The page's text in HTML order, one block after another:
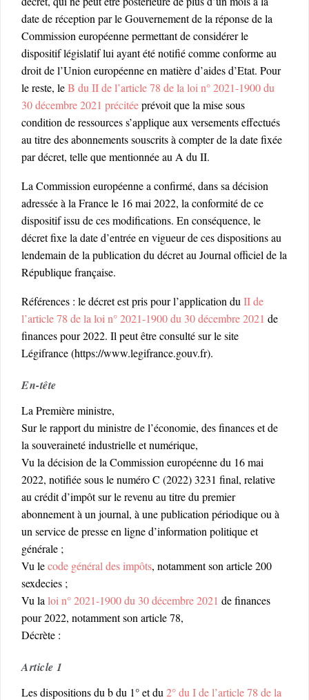
date de réception par le Gouvernement de la réponse de la
Commission européenne permettant de considérer le
dispositif législatif lui ayant été notifié comme conforme au
droit de l’Union européenne en matière d’aides d’Etat. Pour
le reste, leB du II de l’article 78 de la loi n° 2021-1900 du
30 décembre 2021 précitéeprévoit que la mise sous
condition de ressources s’applique aux versements effectués
au titre des abonnements souscrits à compter de la date fixée
par décret, telle que mentionnée au A du II.
La Commission européenne a confirmé, dans sa décision
adressée à la France le 16 mai 2022, la conformité de ce
dispositif issu de ces modifications. En conséquence, le
décret fixe la date d’entrée en vigueur de ces dispositions au
lendemain de la publication du décret au Journal officiel de la
République française.
Références : le décret est pris pour l’application du II de
l’article 78 de la loi n° 2021-1900 du 30 décembre 2021 de
finances pour 2022. Il peut être consulté sur le site
Légifrance (https://www.legifrance.gouv.fr).
En-tête
La Première ministre,
Sur le rapport du ministre de l’économie, des finances et de
la souveraineté industrielle et numérique,
Vu la décision de la Commission européenne du 16 mai
2022, notifiée sous le numéro C (2022) 3231 final, relative
au crédit d’impôt sur le revenu au titre du premier
abonnement à un journal, à une publication périodique ou à
un service de presse en ligne d’information politique et
générale ;
Vu lecode général des impôts, notamment son article 200
sexdecies ;
Vu la loi n° 2021-1900 du 30 décembre 2021 de finances
pour 2022, notamment son article 78,
Décrète :
Article 1
Les dispositions du b du 1° et du 2° du I de l’article 78 de la